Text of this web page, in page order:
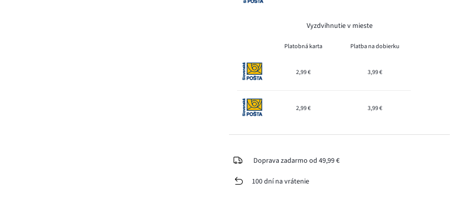
Vyzdvihnutie v mieste
Platobná karta Platba na dobierku
2,99 € 3,99 €
2,99 € 3,99 €
Doprava zadarmo od 49,99 €
100 dní na vrátenie